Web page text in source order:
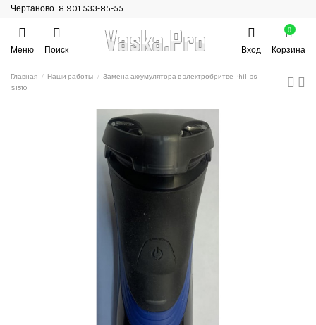
Чертаново: 8 901 533-85-55
Меню Поиск Вход
0
Корзина
Главная Наши работы
Замена аккумулятора в электробритве Philips
S1510